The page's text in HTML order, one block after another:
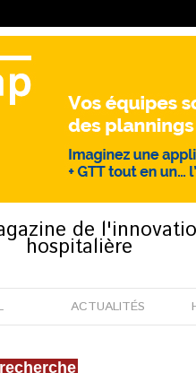
de
hospitalière
ACTUALITÉS